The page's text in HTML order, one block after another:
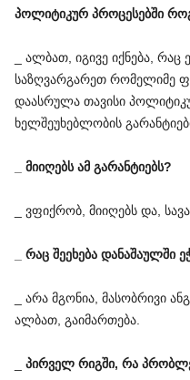
პოლიტიკურ პროცესებში
_ ალბათ, იგივე იქნება,
საზღვარგარეთ რომელიმე
დაასრულა თავისი
ხელშეუხებლობის
მიიღებს ამ გარანტიებს?
_ ვფიქრობ, მიიღებს და,
რაც შეეხება დანაშაულში
_ არა მგონია, მასობრივი
ალბათ, გაიმართება.
პირველ რიგში, რა